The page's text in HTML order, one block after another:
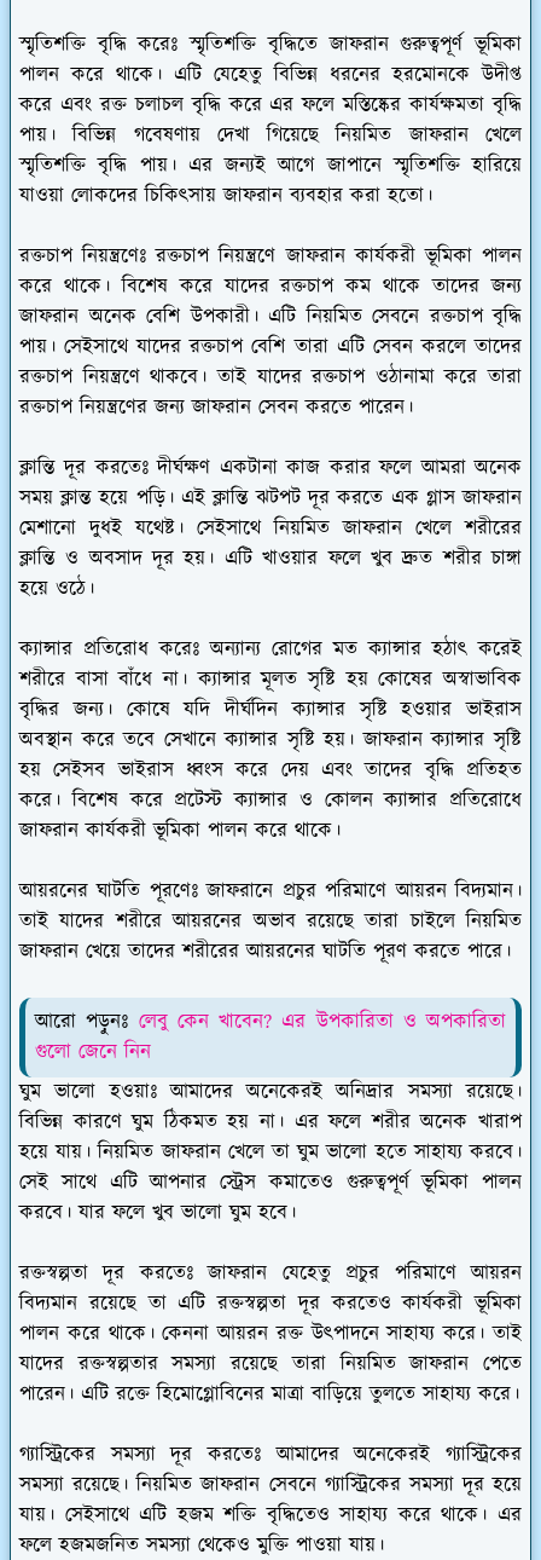
স্মৃতিশক্তি বৃদ্ধি করেঃ স্মৃতিশক্তি বৃদ্ধিতে জাফরান গুরুত্বপূর্ণ ভূমিকা
পালন করে থাকে। এটি যেহেতু বিভিন্ন ধরনের হরমোনকে উদীপ্ত
করে এবং রক্ত চলাচল বৃদ্ধি করে এর ফলে মস্তিষ্কের কার্যক্ষমতা বৃদ্ধি
পায়। বিভিন্ন গবেষণায় দেখা গিয়েছে নিয়মিত জাফরান খেলে
স্মৃতিশক্তি বৃদ্ধি পায়। এর জন্যই আগে জাপানে স্মৃতিশক্তি হারিয়ে
যাওয়া লোকদের চিকিৎসায় জাফরান ব্যবহার করা হতো।
রক্তচাপ নিয়ন্ত্রণেঃ রক্তচাপ নিয়ন্ত্রণে জাফরান কার্যকরী ভূমিকা পালন
করে থাকে। বিশেষ করে যাদের রক্তচাপ কম থাকে তাদের জন্য
জাফরান অনেক বেশি উপকারী। এটি নিয়মিত সেবনে রক্তচাপ বৃদ্ধি
পায়। সেইসাথে যাদের রক্তচাপ বেশি তারা এটি সেবন করলে তাদের
রক্তচাপ নিয়ন্ত্রণে থাকবে। তাই যাদের রক্তচাপ ওঠানামা করে তারা
রক্তচাপ নিয়ন্ত্রণের জন্য জাফরান সেবন করতে পারেন।
ক্লান্তি দূর করতেঃদীর্ঘক্ষণ একটানা কাজ করার ফলে আমরা অনেক
সময় ক্লান্ত হয়ে পড়ি। এই ক্লান্তি ঝটপট দূর করতে এক গ্লাস জাফরান
মেশানো দুধই যথেষ্ট। সেইসাথে নিয়মিত জাফরান খেলে শরীরের
ক্লান্তি ও অবসাদ দূর হয়। এটি খাওয়ার ফলে খুব দ্রুত শরীর চাঙ্গা
হয়ে ওঠে।
ক্যান্সার প্রতিরোধ করেঃ অন্যান্য রোগের মত ক্যান্সার হঠাৎ করেই
শরীরে বাসা বাঁধে না। ক্যান্সার মূলত সৃষ্টি হয় কোষের অস্বাভাবিক
বৃদ্ধির জন্য। কোষে যদি দীর্ঘদিন ক্যান্সার সৃষ্টি হওয়ার ভাইরাস
অবস্থান করে তবে সেখানে ক্যান্সার সৃষ্টি হয়। জাফরান ক্যান্সার সৃষ্টি
হয় সেইসব ভাইরাস ধ্বংস করে দেয় এবং তাদের বৃদ্ধি প্রতিহত
করে। বিশেষ করে প্রটেস্ট ক্যান্সার ও কোলন ক্যান্সার প্রতিরোধে
জাফরান কার্যকরী ভূমিকা পালন করে থাকে।
আয়রনের ঘাটতি পূরণেঃজাফরানে প্রচুর পরিমাণে আয়রন বিদ্যমান।
তাই যাদের শরীরে আয়রনের অভাব রয়েছে তারা চাইলে নিয়মিত
জাফরান খেয়ে তাদের শরীরের আয়রনের ঘাটতি পূরণ করতে পারে।
আরো পড়ুনঃ লেবু কেন খাবেন? এর উপকারিতা ও অপকারিতা
গুলো জেনে নিন
ঘুম ভালো হওয়াঃআমাদের অনেকেরই অনিদ্রার সমস্যা রয়েছে।
বিভিন্ন কারণে ঘুম ঠিকমত হয় না। এর ফলে শরীর অনেক খারাপ
হয়ে যায়। নিয়মিত জাফরান খেলে তা ঘুম ভালো হতে সাহায্য করবে।
সেই সাথে এটি আপনার স্ট্রেস কমাতেও গুরুত্বপূর্ণ ভূমিকা পালন
করবে। যার ফলে খুব ভালো ঘুম হবে।
রক্তস্বল্পতা দূর করতেঃজাফরান যেহেতু প্রচুর পরিমাণে আয়রন
বিদ্যমান রয়েছে তা এটি রক্তস্বল্পতা দূর করতেও কার্যকরী ভূমিকা
পালন করে থাকে। কেননা আয়রন রক্ত উৎপাদনে সাহায্য করে। তাই
যাদের রক্তস্বল্পতার সমস্যা রয়েছে তারা নিয়মিত জাফরান পেতে
পারেন। এটি রক্তে হিমোগ্লোবিনের মাত্রা বাড়িয়ে তুলতে সাহায্য করে।
গ্যাস্ট্রিকের সমস্যা দূর করতেঃ আমাদের অনেকেরই গ্যাস্ট্রিকের
সমস্যা রয়েছে। নিয়মিত জাফরান সেবনে গ্যাস্ট্রিকের সমস্যা দূর হয়ে
যায়। সেইসাথে এটি হজম শক্তি বৃদ্ধিতেও সাহায্য করে থাকে। এর
ফলে হজমজনিত সমস্যা থেকেও মুক্তি পাওয়া যায়।